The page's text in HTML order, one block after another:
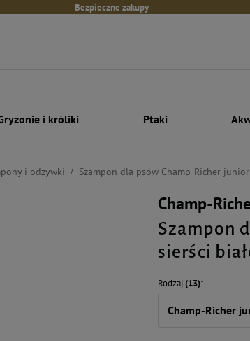
Bezpieczne zakupy
i króliki Ptaki
i odżywki Szampon dla psów Champ-Richer
Champ-
Szampon
sierści
Rodzaj(13)
Champ-Richer